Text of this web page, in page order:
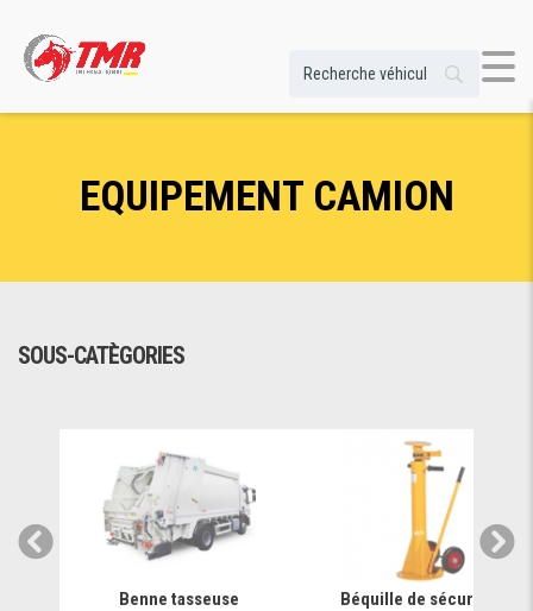
EQUIPEMENT CAMION
SOUS-CATÈGORIES
Benne tasseuse Béquille de sécurité